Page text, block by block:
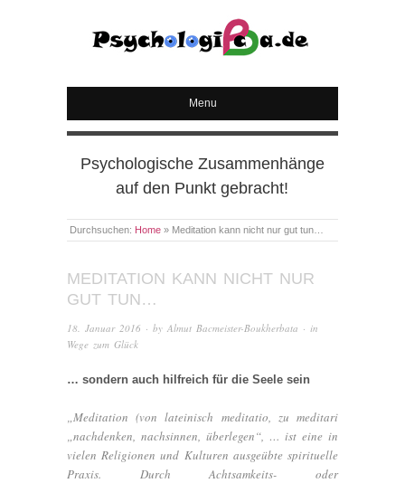
PSYCHOLOGICA
Menu
Psychologische Zusammenhänge
auf den Punkt gebracht!
Durchsuchen: Home » Meditation kann nicht nur gut tun…
MEDITATION KANN NICHT NUR
GUT TUN…
18. Januar 2016 · by Almut Bacmeister-Boukherbata · in
Wege zum Glück
… sondern auch hilfreich für die Seele sein
„Meditation (von lateinisch meditatio, zu meditari
„nachdenken, nachsinnen, überlegen“, … ist eine in
vielen Religionen und Kulturen ausgeübte spirituelle
Praxis. Durch Achtsamkeits- oder